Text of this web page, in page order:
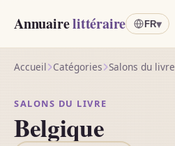
Annuairelittéraire FR▾
Accueil Catégories Salons du livre
SALONS DU LIVRE
Belgique